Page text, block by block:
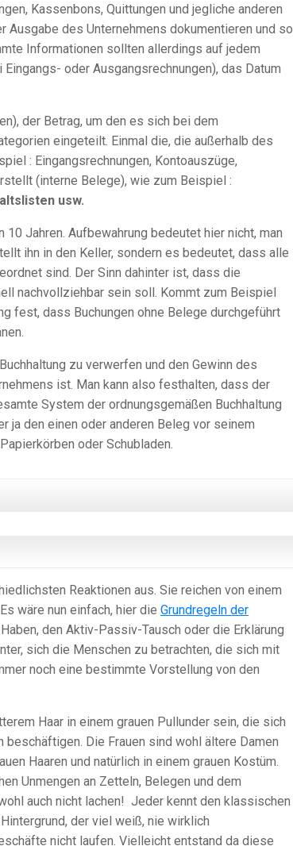
Kassenbons, Quittungen und jegliche anderen
Ausgabe des Unternehmens dokumentieren und so
Informationen sollten allerdings auf jedem
oder Ausgangsrechnungen), das Datum
der Betrag, um den es sich bei dem
eingeteilt. Einmal die, die außerhalb des
: Eingangsrechnungen, Kontoauszüge,
(interne Belege), wie zum Beispiel :
usw.
Jahren. Aufbewahrung bedeutet hier nicht, man
ihn in den Keller, sondern es bedeutet, dass alle
sind. Der Sinn dahinter ist, dass die
nachvollziehbar sein soll. Kommt zum Beispiel
fest, dass Buchungen ohne Belege durchgeführt
zu verwerfen und den Gewinn des
ist. Man kann also festhalten, dass der
System der ordnungsgemäßen Buchhaltung
ja den einen oder anderen Beleg vor seinem
oder Schubladen.
Reaktionen aus. Sie reichen von einem
wäre nun einfach, hier die Grundregeln der
den Aktiv-Passiv-Tausch oder die Erklärung
sich die Menschen zu betrachten, die sich mit
noch eine bestimmte Vorstellung von den
Haar in einem grauen Pullunder sein, die sich
Die Frauen sind wohl ältere Damen
Haaren und natürlich in einem grauen Kostüm.
Unmengen an Zetteln, Belegen und dem
auch nicht lachen! Jeder kennt den klassischen
der viel weiß, nie wirklich
nicht laufen. Vielleicht entstand da diese